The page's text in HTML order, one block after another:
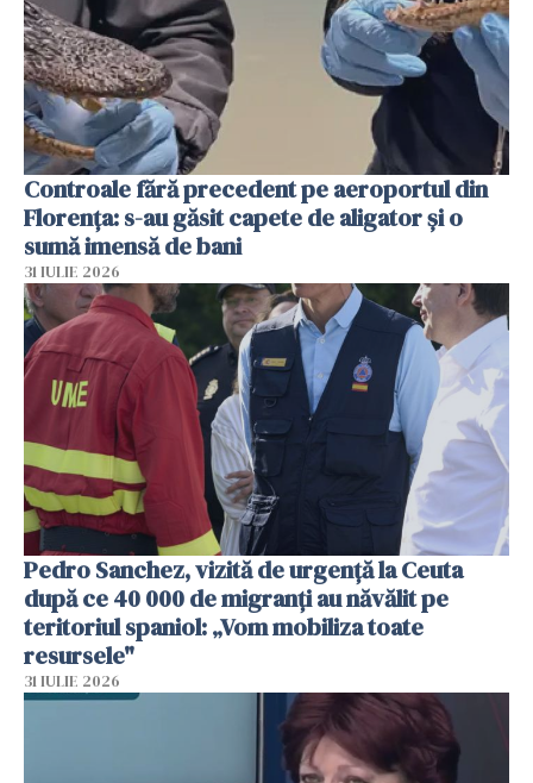
Controale fără precedent pe aeroportul din
Florența: s-au găsit capete de aligator și o
sumă imensă de bani
31 IULIE 2026
Pedro Sanchez, vizită de urgență la Ceuta
după ce 40 000 de migranți au năvălit pe
teritoriul spaniol: „Vom mobiliza toate
resursele"
31 IULIE 2026